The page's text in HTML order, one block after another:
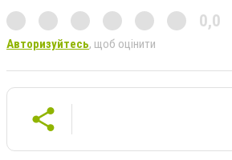
0,0
Авторизуйтесь, щоб оцінити